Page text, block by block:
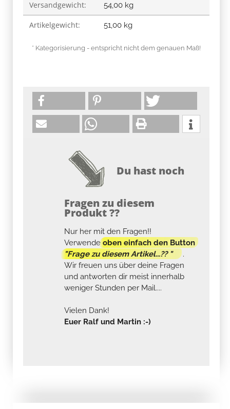
Versandgewicht: 54,00 kg
Artikelgewicht: 51,00 kg
* Kategorisierung - entspricht nicht dem genauen Maß!
Du hast noch
Fragen zu diesem
Produkt ??
Nur her mit den Fragen!!
Verwendeoben einfach den Button
"Frage zu diesem Artikel...?? "
.
Wir freuen uns über deine Fragen
und antworten dir meist innerhalb
weniger Stunden per Mail....
Vielen Dank!
Euer Ralf und Martin :-)